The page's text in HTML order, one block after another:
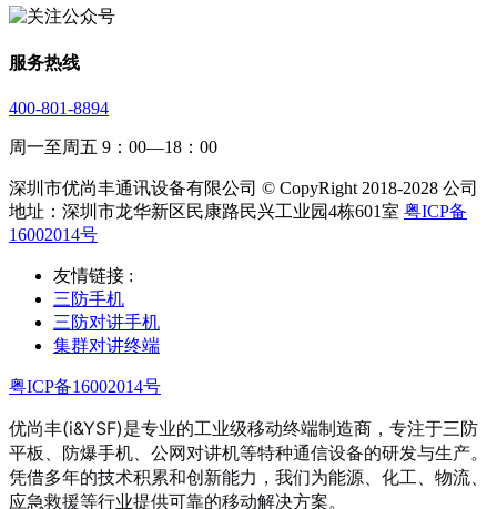
服务热线
400-801-8894
周一至周五 9：00—18：00
深圳市优尚丰通讯设备有限公司 © CopyRight 2018-2028 公司
地址：深圳市龙华新区民康路民兴工业园4栋601室 粤ICP备
16002014号
友情链接 :
三防手机
三防对讲手机
集群对讲终端
粤ICP备16002014号
优尚丰(i&YSF)是专业的工业级移动终端制造商，专注于三防
平板、防爆手机、公网对讲机等特种通信设备的研发与生产。
凭借多年的技术积累和创新能力，我们为能源、化工、物流、
应急救援等行业提供可靠的移动解决方案。